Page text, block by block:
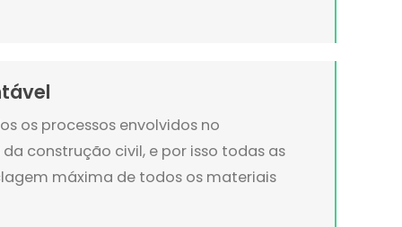
os processos envolvidos no
construção civil, e por isso todas as
máxima de todos os materiais